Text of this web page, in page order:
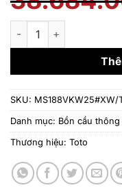
Bàn cầu thông minh
SKU: MS188VKW25#XW/
Danh mục: Bồn cầu thông
Thương hiệu: Toto